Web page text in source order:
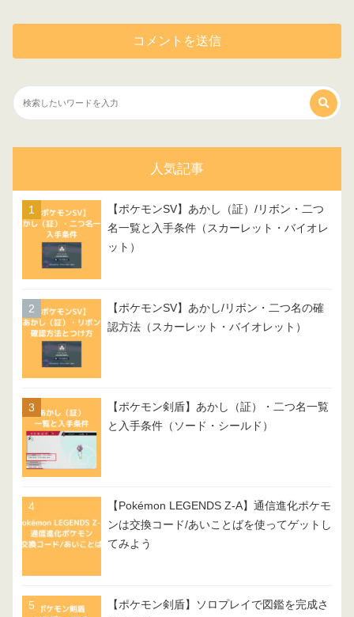
人気記事
【ポケモンSV】あかし（証）/リボン・二つ
名一覧と入手条件（スカーレット・バイオレ
ット）
【ポケモンSV】あかし/リボン・二つ名の確
認方法（スカーレット・バイオレット）
【ポケモン剣盾】あかし（証）・二つ名一覧
と入手条件（ソード・シールド）
【Pokémon LEGENDS Z-A】通信進化ポケモ
ンは交換コード/あいことばを使ってゲットし
てみよう
【ポケモン剣盾】ソロプレイで図鑑を完成さ